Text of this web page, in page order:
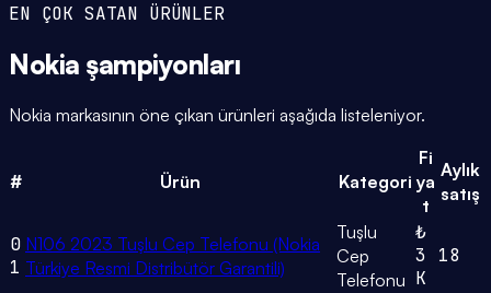
EN ÇOK SATAN ÜRÜNLER
Nokia şampiyonları
Nokia markasının öne çıkan ürünleri aşağıda listeleniyor.
# Ürün Kategori
Fi
ya
t
Aylık
satış
0
1
N106 2023 Tuşlu Cep Telefonu (Nokia
Türkiye Resmi Distribütör Garantili)
Tuşlu
Cep
Telefonu
₺
3
K
18